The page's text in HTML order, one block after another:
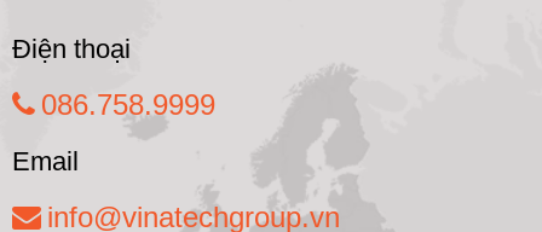
Điện thoại
086.758.9999
Email
info@vinatechgroup.vn